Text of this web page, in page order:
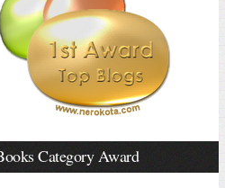
Category Award